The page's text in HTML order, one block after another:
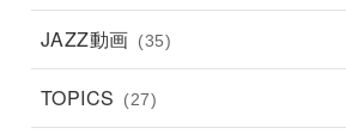
JAZZ動画 (35)
TOPICS (27)